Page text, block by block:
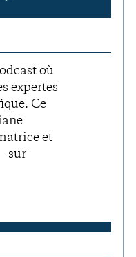
où
expertes
Ce
et
sur